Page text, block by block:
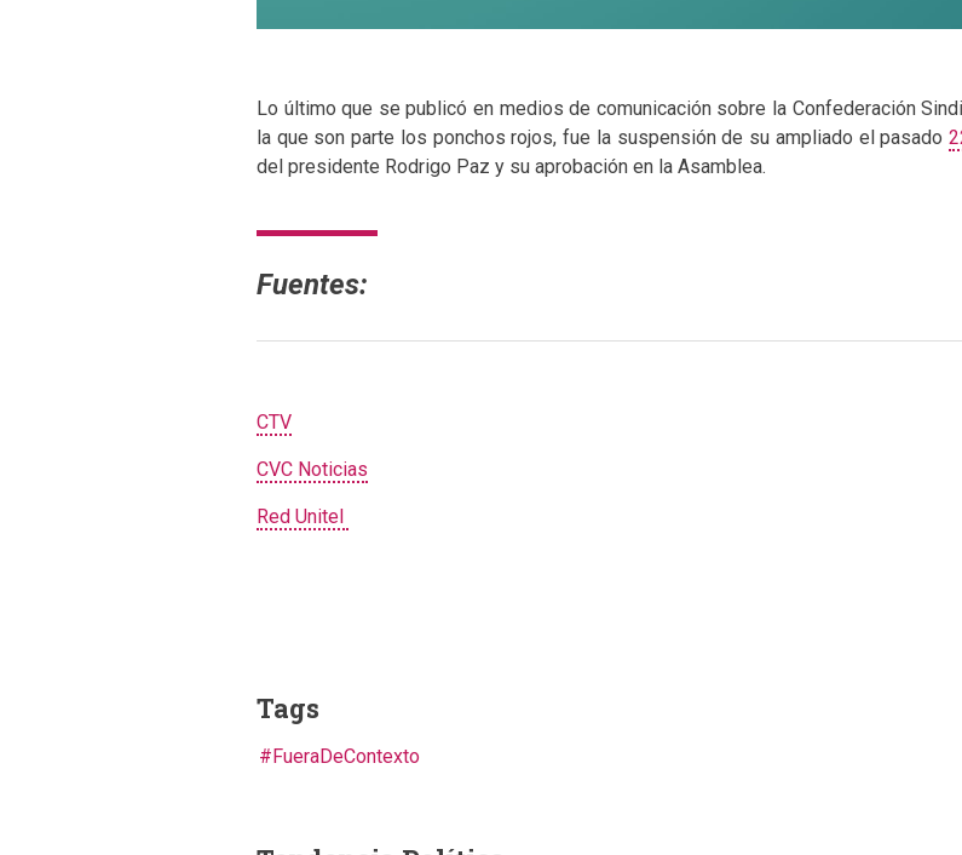
Lo último que se publicó en medios de comunicación sobre la Confederación
la que son parte los ponchos rojos, fue la suspensión de su ampliado el pasado
del presidente Rodrigo Paz y su aprobación en la Asamblea.
Fuentes:
CTV
CVC Noticias
Red Unitel
Tags
FueraDeContexto